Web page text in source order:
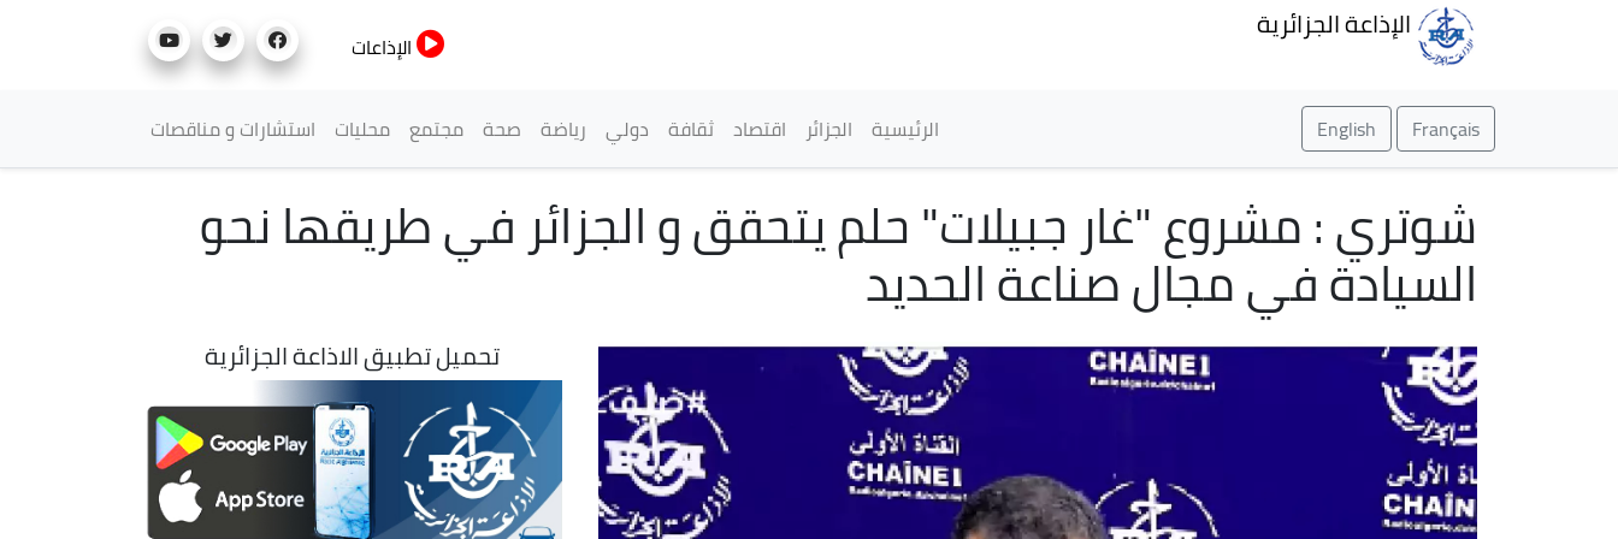
الإذاعة الجزائرية
الإذاعات
Français
English القائمة الرئيسية
الرئيسية الجزائر اقتصاد ثقافة دولي رياضة صحة مجتمع محليات استشارات و مناقصات
شوتري : مشروع "غار جبيلات" حلم يتحقق و الجزائر في طريقها نحو
السيادة في مجال صناعة الحديد
تحميل تطبيق الاذاعة الجزائرية